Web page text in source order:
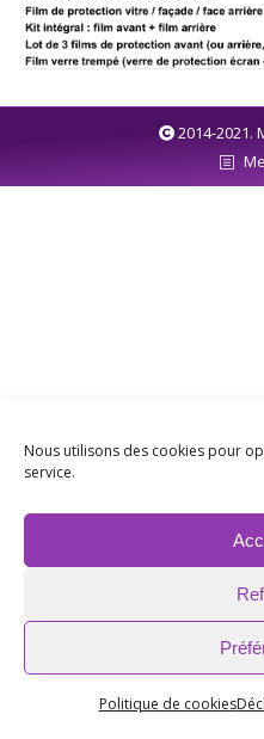
Nous utilisons des cookies pour
service.
Politique de cookies
2014-2021.